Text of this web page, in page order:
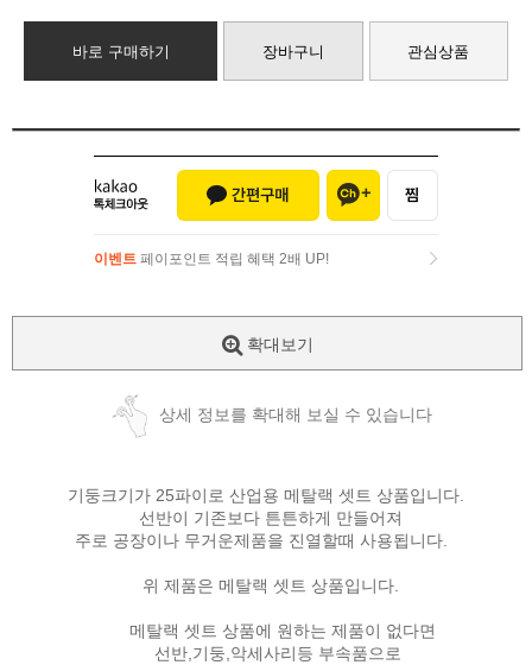
바로 구매하기 장바구니 관심상품
이벤트 페이포인트 적립 혜택 2배 UP!
확대보기
상세 정보를 확대해 보실 수 있습니다
기둥크기가 25파이로 산업용 메탈랙 셋트 상품입니다.
선반이 기존보다 튼튼하게 만들어져
주로 공장이나 무거운제품을 진열할때 사용됩니다.
위 제품은 메탈랙 셋트 상품입니다.
메탈랙 셋트 상품에 원하는 제품이 없다면
선반,기둥,악세사리등 부속품으로